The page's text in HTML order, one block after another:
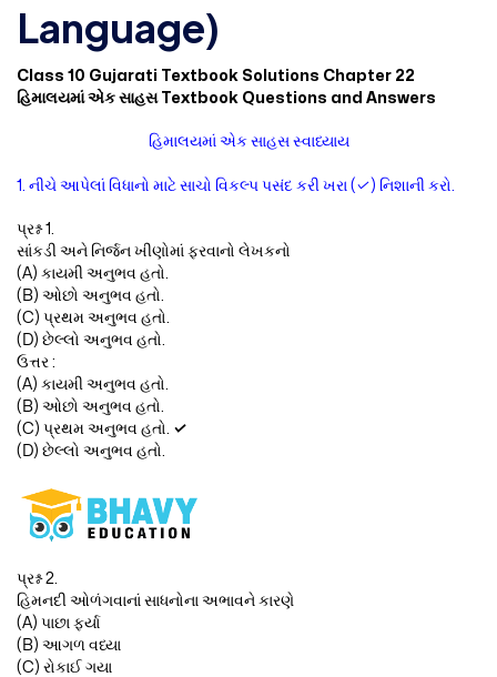
Language)
Class 10 Gujarati Textbook Solutions Chapter 22
હિમાલયમાં એક સાહસ Textbook Questions and Answers
હિમાલયમાં એક સાહસ સ્વાધ્યાય
1. નીચે આપેલાં વિધાનો માટે સાચો વિકલ્પ પસંદ કરી ખરા (✓) નિશાની કરો.
પ્રશ્ન 1.
સાંકડી અને નિર્જન ખીણોમાં ફરવાનો લેખકનો
(A) કાયમી અનુભવ હતો.
(B) ઓછો અનુભવ હતો.
(C) પ્રથમ અનુભવ હતો.
(D) છેલ્લો અનુભવ હતો.
ઉત્તર :
(A) કાયમી અનુભવ હતો.
(B) ઓછો અનુભવ હતો.
(C) પ્રથમ અનુભવ હતો. ✓
(D) છેલ્લો અનુભવ હતો.
પ્રશ્ન 2.
હિમનદી ઓળંગવાનાં સાધનોના અભાવને કારણે
(A) પાછા ફર્યા
(B) આગળ વધ્યા
(C) રોકાઈ ગયા